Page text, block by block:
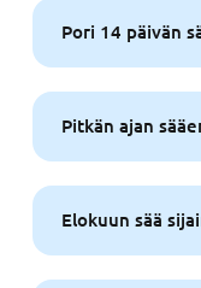
Pori 14 päivän
Pitkän ajan
Elokuun sää